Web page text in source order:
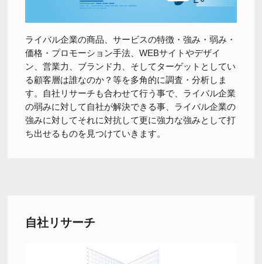
ライバル企業の商品、サービスの特徴・強み・弱み・
価格・プロモーション手法、WEBサイトやデザイ
ン、営業力、ブランド力、そしてターゲットとしてい
る顧客層は誰なのか？等を多角的に調査・分析しま
す。自社リサーチも合わせて行う事で、ライバル企業
の弱みに対して自社が解決できる事、ライバル企業の
強みに対してそれに対抗して更に強力な強みとして打
ち出せるものを見つけていきます。
自社リサーチ